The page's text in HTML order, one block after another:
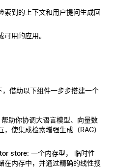
索到的上下文和用户提问生成回
用的应用。
借助以下组件一步步搭建一个
助你协调大语言模型、向量数
使集成检索增强生成（RAG）
store: 一个内存型， 临时性
在内存中，并通过精确的线性搜